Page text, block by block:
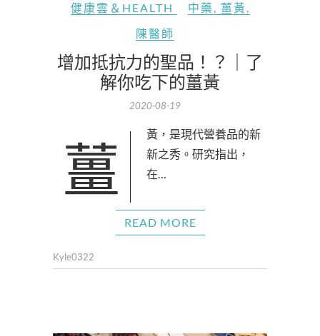
健康雲＆HEALTH 中藥, 薑黃,
陳醫師
增加抵抗力的聖品！？｜了
解你吃下的薑黃
2020-08-19
薑黃，是現代營養品的新
新之秀。研究指出，
在…
READ MORE
Kyle0322